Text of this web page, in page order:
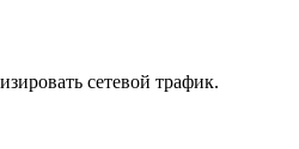
сетевой трафик.